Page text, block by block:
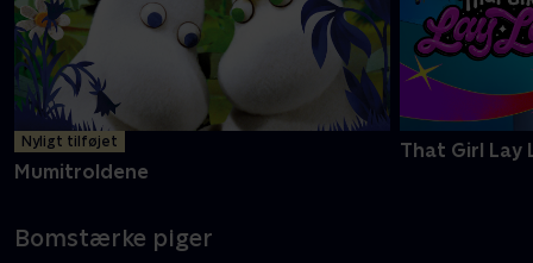
Nyligt tilføjet
Mumitroldene
That Girl Lay
Bomstærke piger